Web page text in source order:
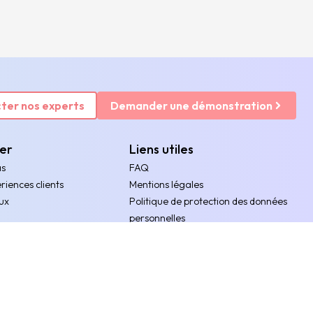
nos experts Demander une démonstration
clients
Liens utiles
FAQ
Mentions légales
Politique de protection des données
personnelles